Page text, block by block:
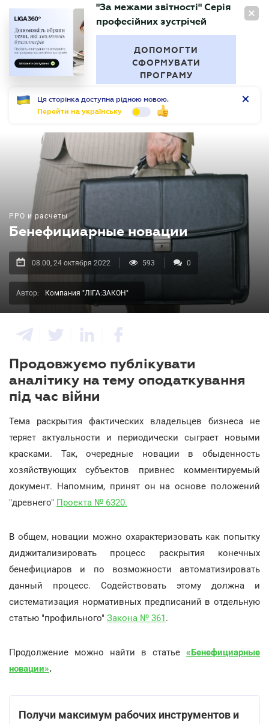
RU
БУХГАЛТЕР
"За межами звітності" Серія
професійних зустрічей
ДОПОМОГТИ
СФОРМУВАТИ
ПРОГРАМУ
Ця сторінка доступна рідною мовою.
Перейти на українську
РРО и расчеты
Бенефициарные новации
08.00, 24 октября 2022 593 0
Автор: Компания "ЛІГА:ЗАКОН"
Продовжуємо публікувати
аналітику на тему оподаткування
під час війни
Тема раскрытия фактических владельцев бизнеса не
теряет актуальности и периодически сыграет новыми
красками. Так, очередные новации в обыденность
хозяйствующих субъектов привнес комментируемый
документ. Напомним, принят он на основе положений
"древнего" Проекта № 6320.
В общем, новации можно охарактеризовать как попытку
диджитализировать процесс раскрытия конечных
бенефициаров и по возможности автоматизировать
данный процесс. Содействовать этому должна и
систематизация нормативных предписаний в отдельную
статью "профильного" Закона № 361.
Продолжение можно найти в статье «Бенефициарные
новации».
Получи максимум рабочих инструментов и